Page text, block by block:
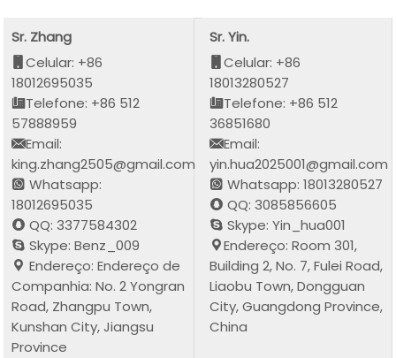
Sr. Zhang
Celular: +86
18012695035
Telefone: +86 512
57888959
Email:
king.zhang2505@gmail.com
Whatsapp:
18012695035
QQ: 3377584302
Skype: Benz_009
Endereço: Endereço de
Companhia: No. 2 Yongran
Road, Zhangpu Town,
Kunshan City, Jiangsu
Province
Sr. Yin.
Celular: +86
18013280527
Telefone: +86 512
36851680
Email:
yin.hua2025001@gmail.com
Whatsapp: 18013280527
QQ: 3085856605
Skype: Yin_hua001
Endereço: Room 301,
Building 2, No. 7, Fulei Road,
Liaobu Town, Dongguan
City, Guangdong Province,
China